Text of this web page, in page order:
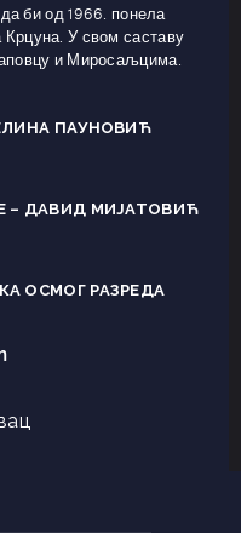
би од 1966. понела
У свом саставу
и Миросаљцима.
ПАУНОВИЋ
– ДАВИД МИЈАТОВИЋ
ОСМОГ РАЗРЕДА